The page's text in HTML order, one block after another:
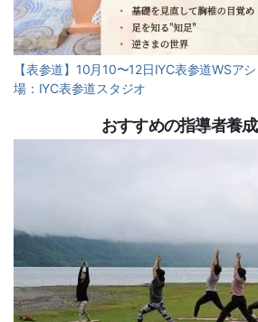
【表参道】10月10〜12日IYC表参道WSア
場：IYC表参道スタジオ
おすすめの指導者養